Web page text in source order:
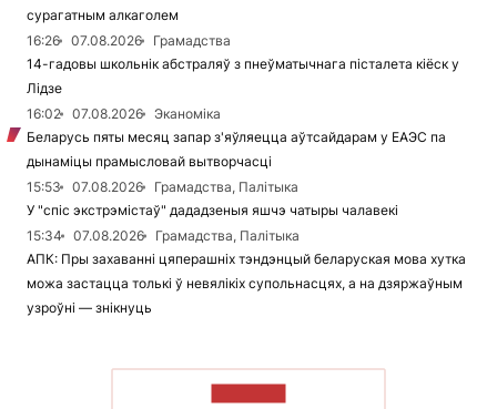
сурагатным алкаголем
16:26
07.08.2026
Грамадства
14-гадовы школьнік абстраляў з пнеўматычнага пісталета кіёск у
Лідзе
16:02
07.08.2026
Эканоміка
Беларусь пяты месяц запар з'яўляецца аўтсайдарам у ЕАЭС па
дынаміцы прамысловай вытворчасці
15:53
07.08.2026
Грамадства, Палітыка
У "спіс экстрэмістаў" дададзеныя яшчэ чатыры чалавекі
15:34
07.08.2026
Грамадства, Палітыка
АПК: Пры захаванні цяперашніх тэндэнцый беларуская мова хутка
можа застацца толькі ў невялікіх супольнасцях, а на дзяржаўным
узроўні — знікнуць